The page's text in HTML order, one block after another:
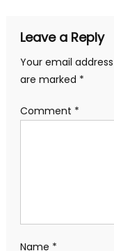
Leave a Reply
Your email
are marked *
Comment *
Name *